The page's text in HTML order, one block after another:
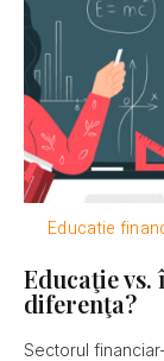
Educatie
Educaţie
diferenţa?
Sectorul